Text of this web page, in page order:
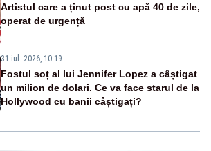
Artistul care a ținut post cu apă 40 de zile,
operat de urgență
31 iul. 2026, 10:19
Fostul soț al lui Jennifer Lopez a câștigat
un milion de dolari. Ce va face starul de la
Hollywood cu banii câștigați?